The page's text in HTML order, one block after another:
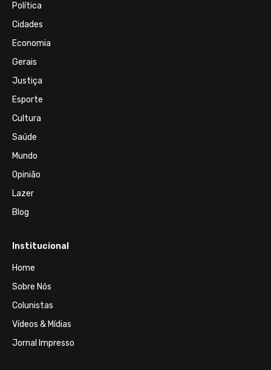
Política
Cidades
Economia
Gerais
Justiça
Esporte
Cultura
Saúde
Mundo
Opinião
Lazer
Blog
Institucional
Home
Sobre Nós
Colunistas
Vídeos & Mídias
Jornal Impresso